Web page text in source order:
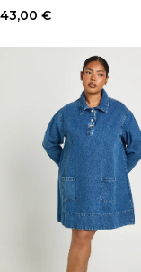
Sleeve
43,00 €